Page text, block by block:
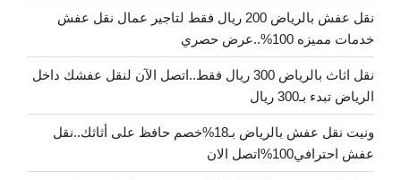
نقل عفش بالرياض 200 ريال فقط لتاجير عمال نقل عفش
خدمات مميزه 100%..عرض حصري
نقل اثاث بالرياض 300 ريال فقط..اتصل الآن لنقل عفشك داخل
الرياض تبدء بـ300 ريال
ونيت نقل عفش بالرياض بـ18%خصم حافظ على أثاثك..نقل
عفش احترافي100%اتصل الان